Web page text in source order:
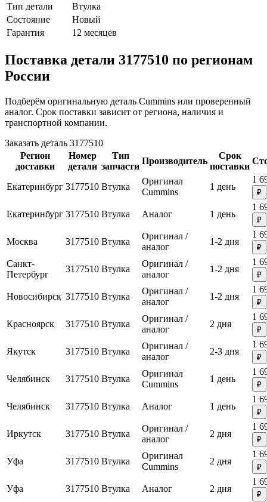
Тип детали
Втулка
Состояние
Новый
Гарантия
12 месяцев
Поставка детали 3177510 по регионам
России
Подберём оригинальную деталь Cummins или проверенный
аналог. Срок поставки зависит от региона, наличия и
транспортной компании.
Заказать деталь 3177510
Регион
доставки
Номер
детали
Тип
запчасти
Производитель
Срок
поставки
Екатеринбург 3177510 Втулка
Оригинал
Cummins
1 день
1
₽
Екатеринбург 3177510 Втулка Аналог 1 день
1
₽
Москва 3177510 Втулка
Оригинал /
аналог
1-2 дня
1
₽
Санкт-
Петербург
3177510 Втулка
Оригинал /
аналог
1-2 дня
1
₽
Новосибирск 3177510 Втулка
Оригинал /
аналог
1-2 дня
1
₽
Красноярск 3177510 Втулка
Оригинал /
аналог
2 дня
1
₽
Якутск 3177510 Втулка
Оригинал /
аналог
2-3 дня
1
₽
Челябинск 3177510 Втулка
Оригинал
Cummins
1 день
1
₽
Челябинск 3177510 Втулка Аналог 1 день
1
₽
Иркутск 3177510 Втулка
Оригинал /
аналог
2 дня
1
₽
Уфа 3177510 Втулка
Оригинал
Cummins
2 дня
1
₽
Уфа 3177510 Втулка Аналог 2 дня
1
₽